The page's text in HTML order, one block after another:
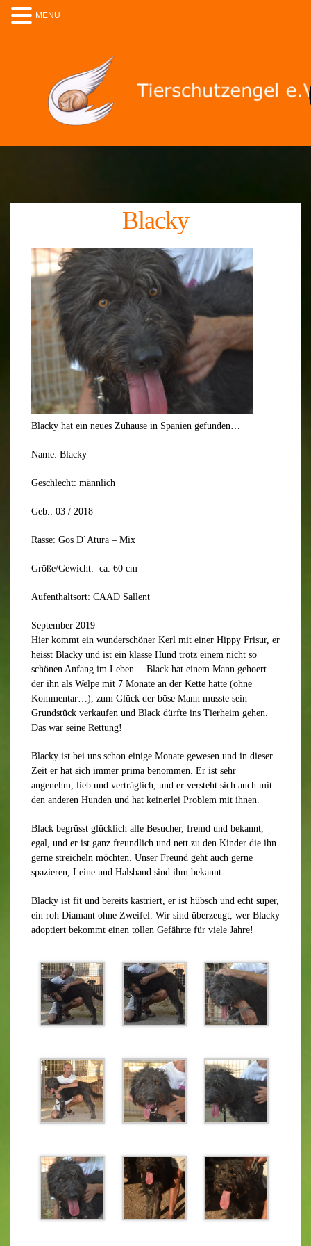
Blacky
Blacky hat ein neues Zuhause in Spanien gefunden…
Name: Blacky
Geschlecht: männlich
Geb.: 03 / 2018
Rasse: Gos D`Atura – Mix
Größe/Gewicht: ca. 60 cm
Aufenthaltsort: CAAD Sallent
September 2019
Hier kommt ein wunderschöner Kerl mit einer Hippy Frisur, er
heisst Blacky und ist ein klasse Hund trotz einem nicht so
schönen Anfang im Leben… Black hat einem Mann gehoert
der ihn als Welpe mit 7 Monate an der Kette hatte (ohne
Kommentar…), zum Glück der böse Mann musste sein
Grundstück verkaufen und Black dürfte ins Tierheim gehen.
Das war seine Rettung!
Blacky ist bei uns schon einige Monate gewesen und in dieser
Zeit er hat sich immer prima benommen. Er ist sehr
angenehm, lieb und verträglich, und er versteht sich auch mit
den anderen Hunden und hat keinerlei Problem mit ihnen.
Black begrüsst glücklich alle Besucher, fremd und bekannt,
egal, und er ist ganz freundlich und nett zu den Kinder die ihn
gerne streicheln möchten. Unser Freund geht auch gerne
spazieren, Leine und Halsband sind ihm bekannt.
Blacky ist fit und bereits kastriert, er ist hübsch und echt super,
ein roh Diamant ohne Zweifel. Wir sind überzeugt, wer Blacky
adoptiert bekommt einen tollen Gefährte für viele Jahre!
MENU